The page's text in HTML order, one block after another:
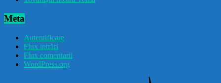
Meta
Autentificare
Flux intrări
Flux comentarii
WordPress.org